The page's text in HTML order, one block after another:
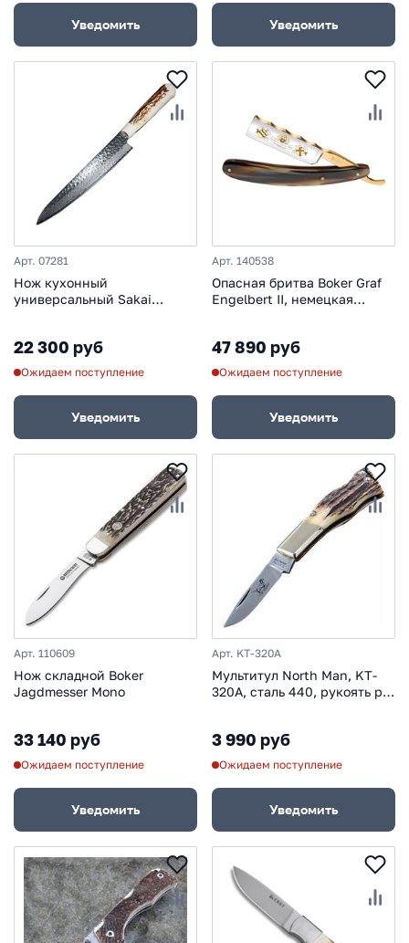
Уведомить Уведомить
Арт. 07281
Нож кухонный
универсальный Sakai
рукоять олений рог
22 300 руб
Ожидаем поступление
Уведомить
Арт. 140538
Опасная бритва Boker Graf
Engelbert II, немецкая
цвет коричневый
47 890 руб
Ожидаем поступление
Уведомить
Арт. 110609
Нож складной Boker
Jagdmesser Mono
33 140 руб
Ожидаем поступление
Уведомить
Арт. KT-320A
Мультитул North Man, KT-
320A, сталь 440, рукоять рог
3 990 руб
Ожидаем поступление
Уведомить